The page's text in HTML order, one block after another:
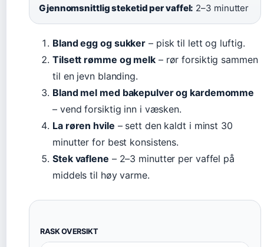
Gjennomsnittlig steketid per vaffel: 2–3 minutter
Bland egg og sukker – pisk til lett og luftig.
Tilsett rømme og melk– rør forsiktig sammen
til en jevn blanding.
Bland mel med bakepulver og kardemomme
– vend forsiktig inn i væsken.
La røren hvile – sett den kaldt i minst 30
minutter for best konsistens.
Stek vaflene – 2–3 minutter per vaffel på
middels til høy varme.
RASK OVERSIKT